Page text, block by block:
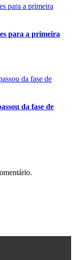
para a primeira
da fase de